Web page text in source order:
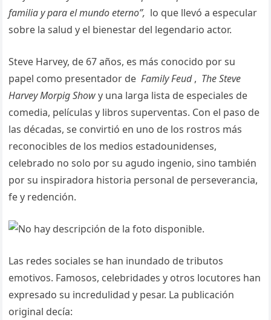
familia y para el mundo eterno”, lo que llevó a especular
sobre la salud y el bienestar del legendario actor.
Steve Harvey, de 67 años, es más conocido por su
papel como presentador deFamily Feud, The Steve
Harvey Morpig Showy una larga lista de especiales de
comedia, películas y libros superventas. Con el paso de
las décadas, se convirtió en uno de los rostros más
reconocibles de los medios estadounidenses,
celebrado no solo por su agudo ingenio, sino también
por su inspiradora historia personal de perseverancia,
fe y redención.
Las redes sociales se han inundado de tributos
emotivos. Famosos, celebridades y otros locutores han
expresado su incredulidad y pesar. La publicación
original decía: